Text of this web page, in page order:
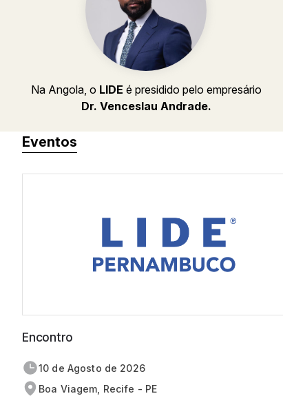
Na Angola, o LIDE é presidido pelo empresário
Dr. Venceslau Andrade.
Eventos
Encontro
10 de agosto de 2026
Boa Viagem, Recife - PE